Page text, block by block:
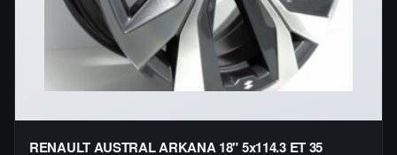
RENAULT AUSTRAL ARKANA 18" 5x114.3 ET 35